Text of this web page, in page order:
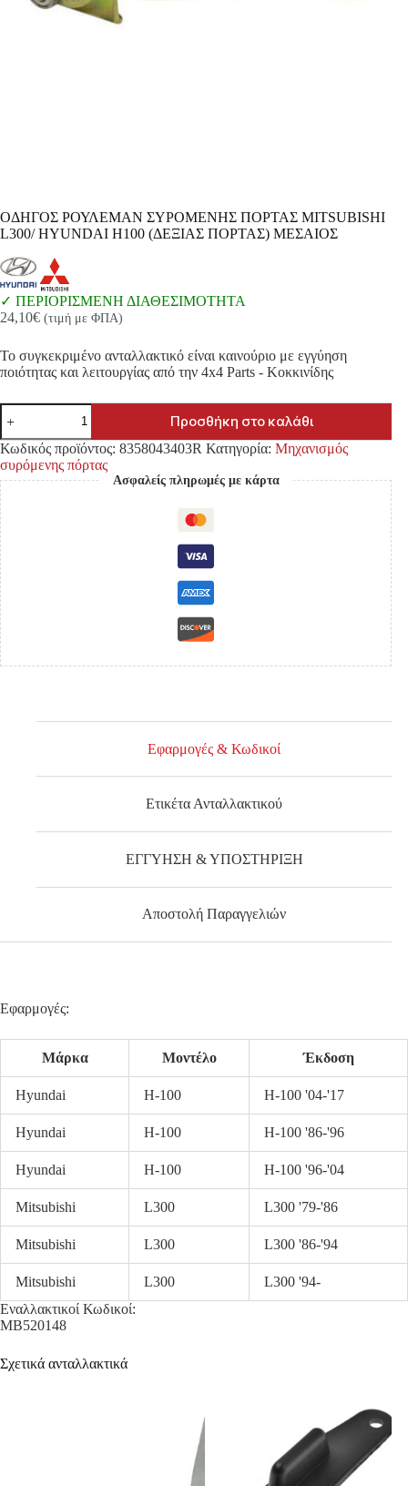
ΟΔΗΓΟΣ ΡΟΥΛΕΜΑΝ ΣΥΡΟΜΕΝΗΣ ΠΟΡΤΑΣ MITSUBISHI
L300/ HYUNDAI H100 (ΔΕΞΙΑΣ ΠΟΡΤΑΣ) ΜΕΣΑΙΟΣ
ΠΕΡΙΟΡΙΣΜΕΝΗ ΔΙΑΘΕΣΙΜΟΤΗΤΑ
24,10€ (τιμή με ΦΠΑ)
Το συγκεκριμένο ανταλλακτικό είναι καινούριο με εγγύηση
ποιότητας και λειτουργίας από την 4x4 Parts - Κοκκινίδης
ΟΔΗΓΟΣ
ΡΟΥΛΕΜΑΝ
ΣΥΡΟΜΕΝΗΣ
ΠΟΡΤΑΣ
MITSUBISHI
L300/
HYUNDAI
H100
(ΔΕΞΙΑΣ
ΠΟΡΤΑΣ)
ΜΕΣΑΙΟΣ
ποσότητα
Προσθήκη στο καλάθι
Κωδικός προϊόντος: 8358043403R Κατηγορία: Μηχανισμός
συρόμενης πόρτας
Ασφαλείς πληρωμές με κάρτα
Εφαρμογές & Κωδικοί
Ετικέτα Ανταλλακτικού
ΕΓΓΥΗΣΗ & ΥΠΟΣΤΗΡΙΞΗ
Αποστολή Παραγγελιών
Εφαρμογές:
Μάρκα Μοντέλο Έκδοση
Hyundai H-100 H-100 '04-'17
Hyundai H-100 H-100 '86-'96
Hyundai H-100 H-100 '96-'04
Mitsubishi L300 L300 '79-'86
Mitsubishi L300 L300 '86-'94
Mitsubishi L300
L300 '94-
Εναλλακτικοί Κωδικοί:
MB520148
Σχετικά ανταλλακτικά